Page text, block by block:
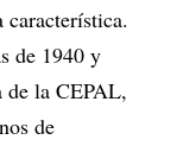
característica.
de 1940 y
de la CEPAL,
de